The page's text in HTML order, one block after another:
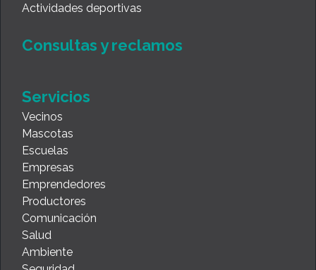
Actividades deportivas
Consultas y reclamos
Servicios
Vecinos
Mascotas
Escuelas
Empresas
Emprendedores
Productores
Comunicación
Salud
Ambiente